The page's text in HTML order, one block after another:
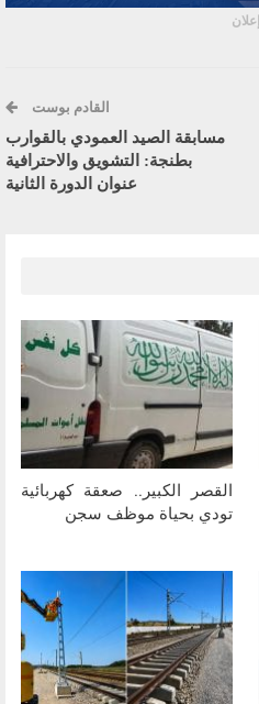
إعلان
القادم بوست
مسابقة الصيد العمودي بالقوارب
بطنجة: التشويق والاحترافية
عنوان الدورة الثانية
القصر الكبير.. صعقة كهربائية
تودي بحياة موظف سجن